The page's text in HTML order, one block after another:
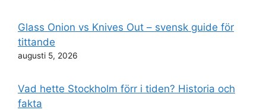
Glass Onion vs Knives Out – svensk guide för
tittande
augusti 5, 2026
Vad hette Stockholm förr i tiden? Historia och
fakta